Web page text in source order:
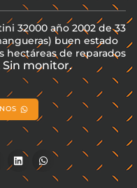
32000 año 2002 de 33
buen estado
hectáreas de reparados
Sin monitor.